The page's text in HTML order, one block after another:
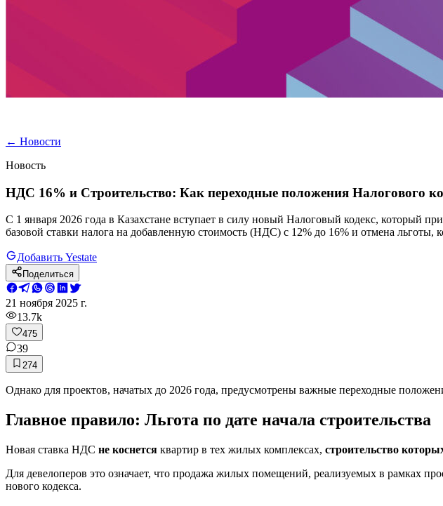
← Новости
Новость
НДС 16% и Строительство: Как переходные положения Налогового
С 1 января 2026 года в Казахстане вступает в силу новый Налоговый кодекс, который
базовой ставки налога на добавленную стоимость (НДС) с 12% до 16% и отмена
Добавить Yestate
Поделиться
21 ноября 2025 г.
13.7k
475
39
274
Однако для проектов, начатых до 2026 года, предусмотрены важные переходные
Главное правило: Льгота по дате начала строительства
Новая ставка НДС не коснется квартир в тех жилых комплексах, строительство
Для девелоперов это означает, что продажа жилых помещений, реализуемых в рамках
нового кодекса.